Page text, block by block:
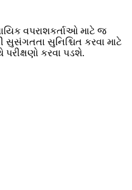
વપરાશકર્તાઓ માટે જ
સુનિશ્ચિત કરવા માટે
કરવા પડશે.